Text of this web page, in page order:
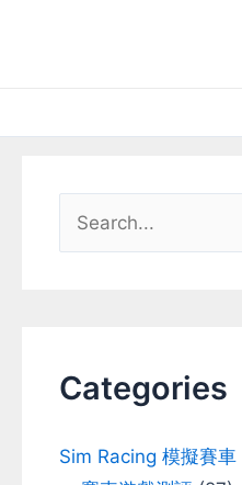
e
h
Categories
Sim Racing 模擬賽車